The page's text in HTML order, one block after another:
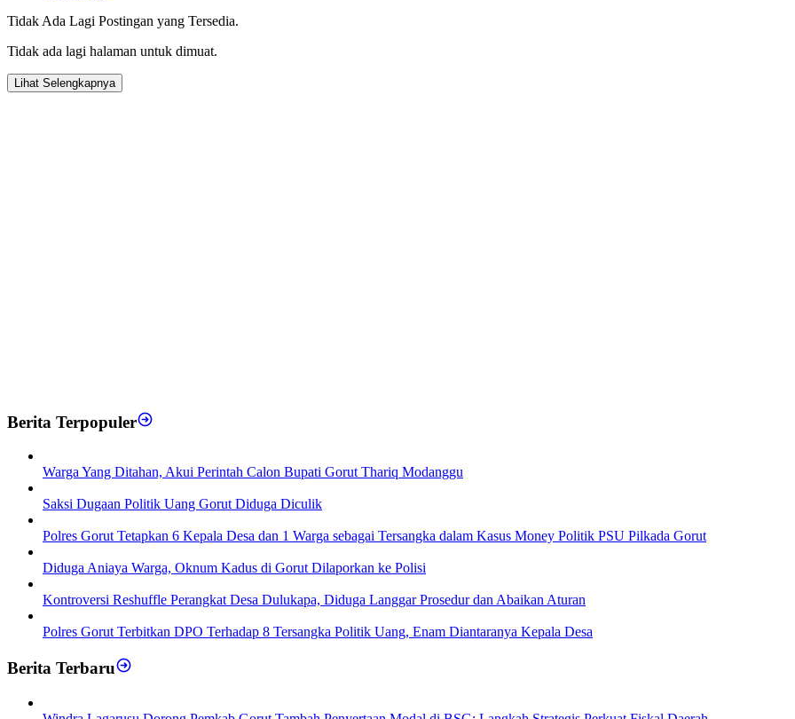
Tidak Ada Lagi Postingan yang Tersedia.
Tidak ada lagi halaman untuk dimuat.
Lihat Selengkapnya
Berita Terpopuler
Warga Yang Ditahan, Akui Perintah Calon Bupati Gorut Thariq Modanggu
Saksi Dugaan Politik Uang Gorut Diduga Diculik
Polres Gorut Tetapkan 6 Kepala Desa dan 1 Warga sebagai Tersangka dalam Kasus Money Politik PSU Pilkada Gorut
Diduga Aniaya Warga, Oknum Kadus di Gorut Dilaporkan ke Polisi
Kontroversi Reshuffle Perangkat Desa Dulukapa, Diduga Langgar Prosedur dan Abaikan Aturan
Polres Gorut Terbitkan DPO Terhadap 8 Tersangka Politik Uang, Enam Diantaranya Kepala Desa
Berita Terbaru